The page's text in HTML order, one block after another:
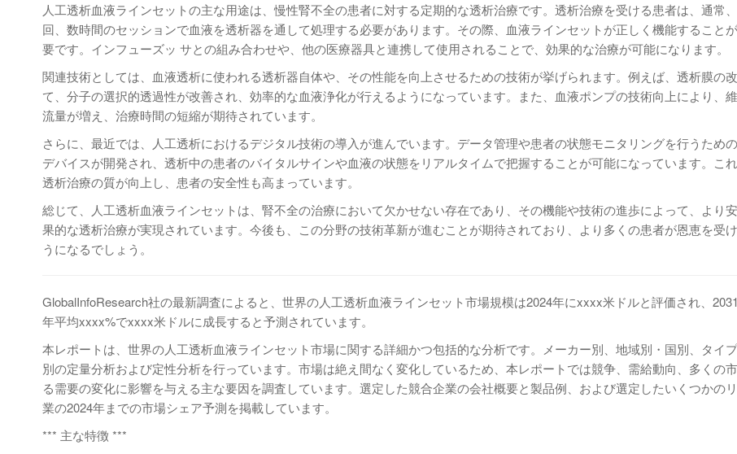
人工透析血液ラインセットの主な用途は、慢性腎不全の患者に対する定期的な透析治療です。透析治療を受ける患者は、通常
回、数時間のセッションで血液を透析器を通して処理する必要があります。その際、血液ラインセットが正しく機能すること
要です。インフューズッ サとの組み合わせや、他の医療器具と連携して使用されることで、効果的な治療が可能になります。
関連技術としては、血液透析に使われる透析器自体や、その性能を向上させるための技術が挙げられます。例えば、透析膜の
て、分子の選択的透過性が改善され、効率的な血液浄化が行えるようになっています。また、血液ポンプの技術向上により、
流量が増え、治療時間の短縮が期待されています。
さらに、最近では、人工透析におけるデジタル技術の導入が進んでいます。データ管理や患者の状態モニタリングを行うため
デバイスが開発され、透析中の患者のバイタルサインや血液の状態をリアルタイムで把握することが可能になっています。これ
透析治療の質が向上し、患者の安全性も高まっています。
総じて、人工透析血液ラインセットは、腎不全の治療において欠かせない存在であり、その機能や技術の進歩によって、より
果的な透析治療が実現されています。今後も、この分野の技術革新が進むことが期待されており、より多くの患者が恩恵を受
うになるでしょう。
GlobalInfoResearch社の最新調査によると、世界の人工透析血液ラインセット市場規模は2024年にxxxx米ドルと評価され、
年平均xxxx%でxxxx米ドルに成長すると予測されています。
本レポートは、世界の人工透析血液ラインセット市場に関する詳細かつ包括的な分析です。メーカー別、地域別・国別、タイ
別の定量分析および定性分析を行っています。市場は絶え間なく変化しているため、本レポートでは競争、需給動向、多くの
る需要の変化に影響を与える主な要因を調査しています。選定した競合企業の会社概要と製品例、および選定したいくつかの
業の2024年までの市場シェア予測を掲載しています。
*** 主な特徴 ***